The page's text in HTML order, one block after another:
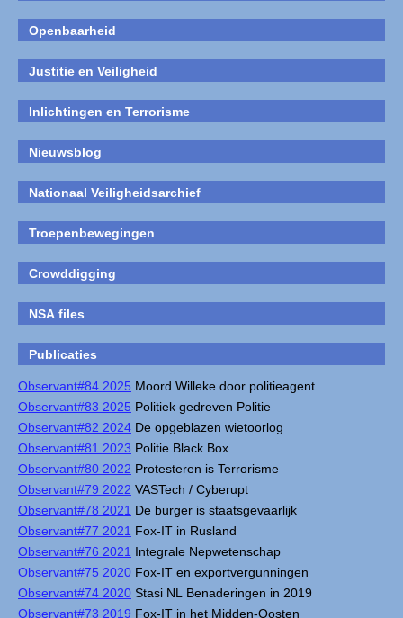
Openbaarheid
Justitie en Veiligheid
Inlichtingen en Terrorisme
Nieuwsblog
Nationaal Veiligheidsarchief
Troepenbewegingen
Crowddigging
NSA files
Publicaties
Observant#84 2025 Moord Willeke door politieagent
Observant#83 2025 Politiek gedreven Politie
Observant#82 2024 De opgeblazen wietoorlog
Observant#81 2023 Politie Black Box
Observant#80 2022 Protesteren is Terrorisme
Observant#79 2022 VASTech / Cyberupt
Observant#78 2021 De burger is staatsgevaarlijk
Observant#77 2021 Fox-IT in Rusland
Observant#76 2021 Integrale Nepwetenschap
Observant#75 2020 Fox-IT en exportvergunningen
Observant#74 2020 Stasi NL Benaderingen in 2019
Observant#73 2019 Fox-IT in het Midden-Oosten